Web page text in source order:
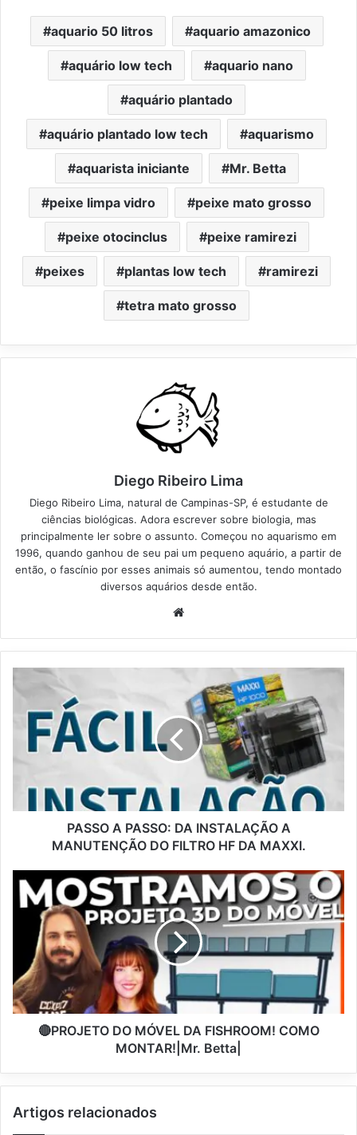
aquario 50 litros aquario amazonico
aquário low tech aquario nano
aquário plantado
aquário plantado low tech aquarismo
aquarista iniciante Mr. Betta
peixe limpa vidro peixe mato grosso
peixe otocinclus peixe ramirezi
peixes plantas low tech ramirezi
tetra mato grosso
Diego Ribeiro Lima
Diego Ribeiro Lima, natural de Campinas-SP, é estudante de
ciências biológicas. Adora escrever sobre biologia, mas
principalmente ler sobre o assunto. Começou no aquarismo em
1996, quando ganhou de seu pai um pequeno aquário, a partir de
então, o fascínio por esses animais só aumentou, tendo montado
diversos aquários desde então.
Website
PASSO A PASSO: DA INSTALAÇÃO A
MANUTENÇÃO DO FILTRO HF DA MAXXI.
🔴PROJETO DO MÓVEL DA FISHROOM! COMO
MONTAR!|Mr. Betta|
Artigos relacionados